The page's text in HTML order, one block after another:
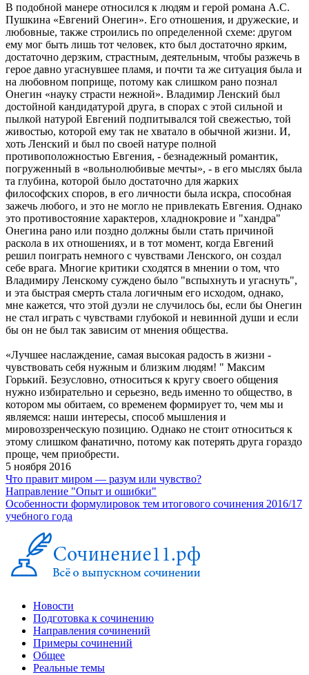
В подобной манере относился к людям и герой романа А.С.
Пушкина «Евгений Онегин». Его отношения, и дружеские, и
любовные, также строились по определенной схеме: другом
ему мог быть лишь тот человек, кто был достаточно ярким,
достаточно дерзким, страстным, деятельным, чтобы разжечь в
герое давно угаснувшее пламя, и почти та же ситуация была и
на любовном поприще, потому как слишком рано познал
Онегин «науку страсти нежной». Владимир Ленский был
достойной кандидатурой друга, в спорах с этой сильной и
пылкой натурой Евгений подпитывался той свежестью, той
живостью, которой ему так не хватало в обычной жизни. И,
хоть Ленский и был по своей натуре полной
противоположностью Евгения, - безнадежный романтик,
погруженный в «вольнолюбивые мечты», - в его мыслях была
та глубина, которой было достаточно для жарких
философских споров, в его личности была искра, способная
зажечь любого, и это не могло не привлекать Евгения. Однако
это противостояние характеров, хладнокровие и "хандра"
Онегина рано или поздно должны были стать причиной
раскола в их отношениях, и в тот момент, когда Евгений
решил поиграть немного с чувствами Ленского, он создал
себе врага. Многие критики сходятся в мнении о том, что
Владимиру Ленскому суждено было "вспыхнуть и угаснуть",
и эта быстрая смерть стала логичным его исходом, однако,
мне кажется, что этой дуэли не случилось бы, если бы Онегин
не стал играть с чувствами глубокой и невинной души и если
бы он не был так зависим от мнения общества.
«Лучшее наслаждение, самая высокая радость в жизни -
чувствовать себя нужным и близким людям! " Максим
Горький. Безусловно, относиться к кругу своего общения
нужно избирательно и серьезно, ведь именно то общество, в
котором мы обитаем, со временем формирует то, чем мы и
являемся: наши интересы, способ мышления и
мировоззренческую позицию. Однако не стоит относиться к
этому слишком фанатично, потому как потерять друга гораздо
проще, чем приобрести.
5 ноября 2016
Что правит миром — разум или чувство?
Направление "Опыт и ошибки"
Особенности формулировок тем итогового сочинения 2016/17
учебного года
Новости
Подготовка к сочинению
Направления сочинений
Примеры сочинений
Общее
Реальные темы